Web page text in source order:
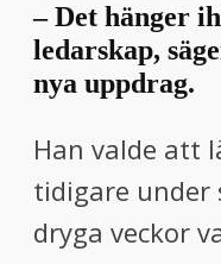
–Det hänger
ledarskap,
nya uppdrag.
Han valde att
tidigare under
dryga veckor